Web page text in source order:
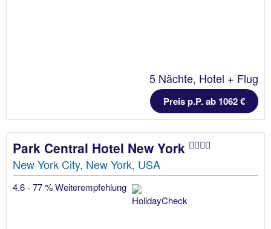
5 Nächte, Hotel + Flug
Preis p.P. ab 1062 €
Park Central Hotel New York
New York City, New York, USA
4.6 - 77 % Weiterempfehlung